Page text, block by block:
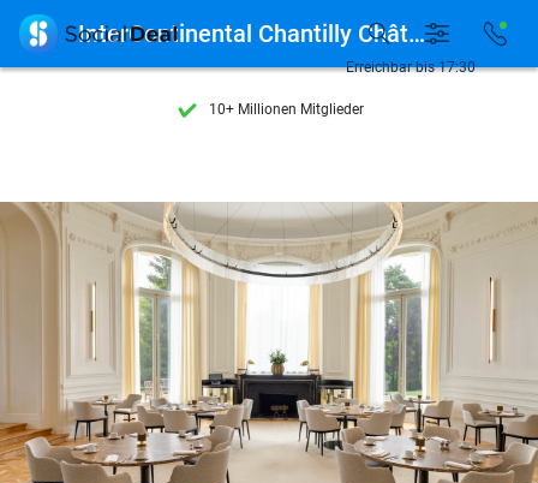
7 Tage die Woche verfügbar
10+ Millionen Mitglieder
7 Tage die Woche verfügbar
10+ Millionen Mitglieder
Erreichbar bis 17:30
 InterContinental Chantilly Château Mont Royal